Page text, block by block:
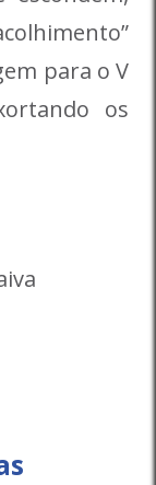
para o V
os